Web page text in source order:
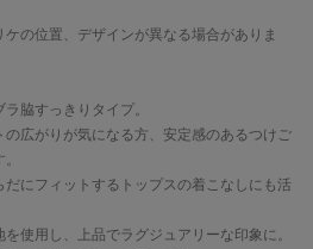
の位置、デザインが異なる場合がありま
脇すっきりタイプ。
広がりが気になる方、安定感のあるつけご
にフィットするトップスの着こなしにも活
使用し、上品でラグジュアリーな印象に。